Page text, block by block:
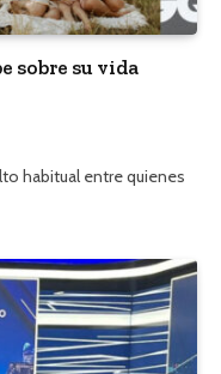
sobre su vida
habitual entre quienes